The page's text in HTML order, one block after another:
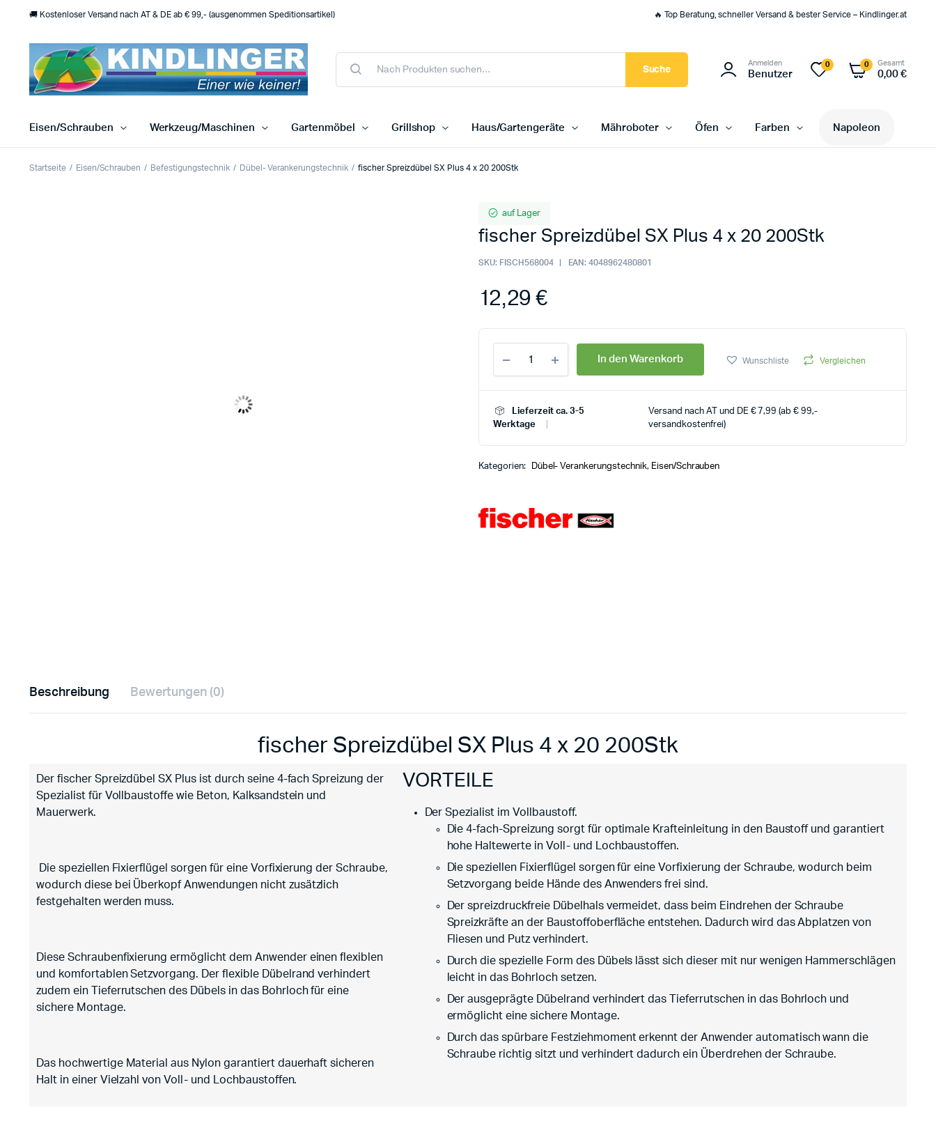
🚚 Kostenloser Versand nach AT & DE ab € 99,- (ausgenommen Speditionsartikel) 🔥 Top Beratung, schneller Versand & bester Service – Kindlinger.at
Suche
Anmelden
Benutzer
0 0 Gesamt
0,00€
Eisen/Schrauben Werkzeug/Maschinen Gartenmöbel Grillshop Haus/Gartengeräte Mähroboter Öfen Farben Napoleon
Startseite Eisen/Schrauben Befestigungstechnik Dübel- Verankerungstechnik fischer Spreizdübel SX Plus 4 x 20 200Stk
auf Lager
fischer Spreizdübel SX Plus 4 x 20 200Stk
SKU: FISCH568004 EAN: 4048962480801
12,29€
In den Warenkorb Wunschliste Vergleichen
Lieferzeit ca. 3-5
Werktage
Versand nach AT und DE € 7,99 (ab € 99,-
versandkostenfrei)
Kategorien: Dübel- Verankerungstechnik, Eisen/Schrauben
Beschreibung Bewertungen (0)
fischer Spreizdübel SX Plus 4 x 20 200Stk
Der fischer Spreizdübel SX Plus ist durch seine 4-fach Spreizung der
Spezialist für Vollbaustoffe wie Beton, Kalksandstein und
Mauerwerk.
Die speziellen Fixierflügel sorgen für eine Vorfixierung der Schraube,
wodurch diese bei Überkopf Anwendungen nicht zusätzlich
festgehalten werden muss.
Diese Schraubenfixierung ermöglicht dem Anwender einen flexiblen
und komfortablen Setzvorgang. Der flexible Dübelrand verhindert
zudem ein Tieferrutschen des Dübels in das Bohrloch für eine
sichere Montage.
Das hochwertige Material aus Nylon garantiert dauerhaft sicheren
Halt in einer Vielzahl von Voll- und Lochbaustoffen.
VORTEILE
Der Spezialist im Vollbaustoff.
Die 4-fach-Spreizung sorgt für optimale Krafteinleitung in den Baustoff und garantiert
hohe Haltewerte in Voll- und Lochbaustoffen.
Die speziellen Fixierflügel sorgen für eine Vorfixierung der Schraube, wodurch beim
Setzvorgang beide Hände des Anwenders frei sind.
Der spreizdruckfreie Dübelhals vermeidet, dass beim Eindrehen der Schraube
Spreizkräfte an der Baustoffoberfläche entstehen. Dadurch wird das Abplatzen von
Fliesen und Putz verhindert.
Durch die spezielle Form des Dübels lässt sich dieser mit nur wenigen Hammerschlägen
leicht in das Bohrloch setzen.
Der ausgeprägte Dübelrand verhindert das Tieferrutschen in das Bohrloch und
ermöglicht eine sichere Montage.
Durch das spürbare Festziehmoment erkennt der Anwender automatisch wann die
Schraube richtig sitzt und verhindert dadurch ein Überdrehen der Schraube.